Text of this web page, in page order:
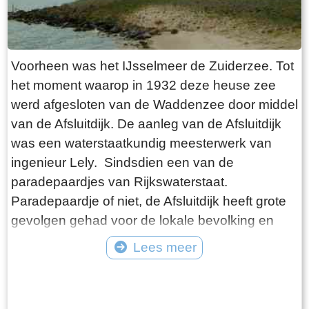
Waddenzee. Als je parkeert op de kleine
parkeerplaats ter plaatse van de dijkovergang
heb je een mooie wandeling voor de boeg naar
het einde van de pier. Het fiets- en wandelpad
ligt op een verheven talud zodat je een prachtig
enigszins verhoogd uitzicht hebt. De eerste paar
honderd meter loop je te midden van typische
kwelders. Verschillende soorten begroeiing
volgen elkaar op. Naarmate je de slikvelden
nadert verandert het gebied. Van afbrokkelende
grove sliksculpturen tot slikvelden met vloeiende
vormen, doorsneden door slenken en geulen.
Vervolgens kom je terecht in een gedeelte waar
Voorheen was het IJsselmeer de Zuiderzee. Tot
het moment waarop in 1932 deze heuse zee
werd afgesloten van de Waddenzee door middel
van de Afsluitdijk. De aanleg van de Afsluitdijk
was een waterstaatkundig meesterwerk van
ingenieur Lely. Sindsdien een van de
paradepaardjes van Rijkswaterstaat.
Paradepaardje of niet, de Afsluitdijk heeft grote
gevolgen gehad voor de lokale bevolking en
aanliggende havenplaatsen en achterland.
Vissers werd grotendeels hun broodwinning
Lees meer